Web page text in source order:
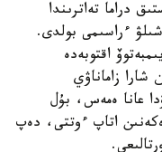
دراما تەاترىندا
ءراسىمى بولدى.
اقتوبەدە
شارا زاماناۋي
عانا ەمەس، بۇل
اتاپ ءوتتى، دەپ